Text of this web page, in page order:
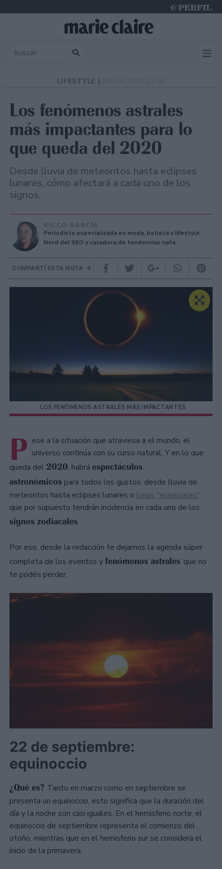
LIFESTYLE |
Los fenómenos astrales
más impactantes para lo
que queda del 2020
Desde lluvia de meteoritos hasta eclipses
lunares, cómo afectará a cada uno de los
signos.
VICCO GARCÍA
Periodista especializada en moda, belleza y lifestyle.
Nerd del SEO y cazadora de tendencias nata.
COMPARTÍ ESTA NOTA
LOS FENÓMENOS ASTRALES MÁS IMPACTANTES
P ese a la situación que atraviesa a el mundo, el
universo continúa con su curso natural. Y en lo que
queda del 2020, habrá espectáculos
astronómicos para todos los gustos: desde lluvia de
meteoritos hasta eclipses lunares o lunas "especiales"
que por supuesto tendrán incidencia en cada uno de los
signos zodiacales.
Por eso, desde la redacción te dejamos la agenda súper
completa de los eventos yfenómenos astrales que no
te podés perder.
22 de septiembre:
equinoccio
¿Qué es? Tanto en marzo como en septiembre se
presenta un equinoccio, esto significa que la duración del
día y la noche son casi iguales. En el hemisferio norte, el
equinoccio de septiembre representa el comienzo del
otoño, mientras que en el hemisferio sur se considera el
inicio de la primavera.